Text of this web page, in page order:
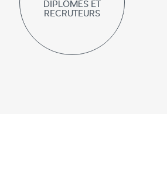
DIPLÔMÉS ET
RECRUTEURS